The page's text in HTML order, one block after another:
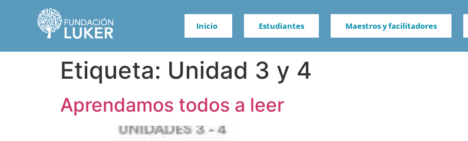
Inicio Estudiantes Maestros y facilitadores
Etiqueta: Unidad 3 y 4
Aprendamos todos a leer